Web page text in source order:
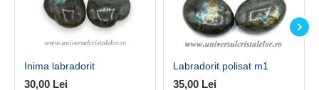
Inima labradorit
30,00 Lei
Labradorit polisat m1
35,00 Lei